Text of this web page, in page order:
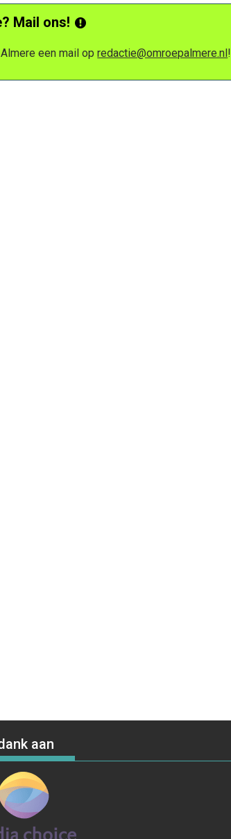
Mail ons!
een mail opredactie@omroepalmere.nl!
aan